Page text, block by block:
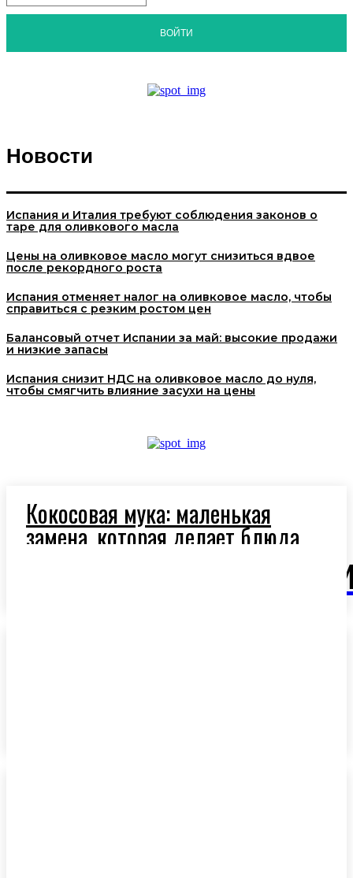
ВОЙТИ
Новости
Испания и Италия требуют соблюдения законов о
таре для оливкового масла
Цены на оливковое масло могут снизиться вдвое
после рекордного роста
Испания отменяет налог на оливковое масло, чтобы
справиться с резким ростом цен
Балансовый отчет Испании за май: высокие продажи
и низкие запасы
Испания снизит НДС на оливковое масло до нуля,
чтобы смягчить влияние засухи на цены
Кокосовая мука: маленькая
замена, которая делает блюда